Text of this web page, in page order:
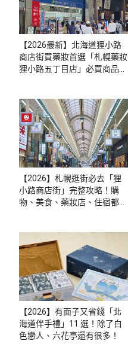
【2026最新】北海道狸小路
商店街買藥妝首選「札幌藥妝
狸小路五丁目店」必買商品、
【2026】札幌逛街必去「狸
小路商店街」完整攻略！購
物、美食、藥妝店、住宿都集
【2026】有面子又省錢「北
海道伴手禮」11 選！除了白
色戀人、六花亭還有很多！